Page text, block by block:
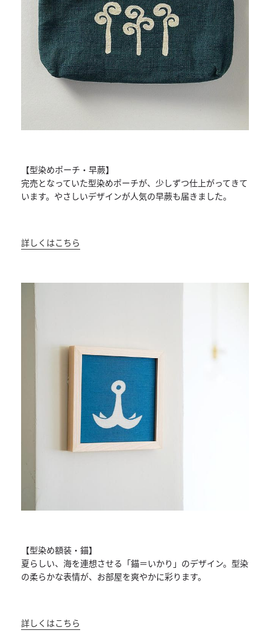
【型染めポーチ・早蕨】
完売となっていた型染めポーチが、 少しずつ仕上がってきて
います。 やさしいデザインが人気の早蕨も届きました。
詳しくはこちら
【型染め額装・錨】
夏らしい、海を連想させる「錨＝いかり」のデザイン。 型染
の柔らかな表情が、お部屋を爽やかに彩ります。
詳しくはこちら